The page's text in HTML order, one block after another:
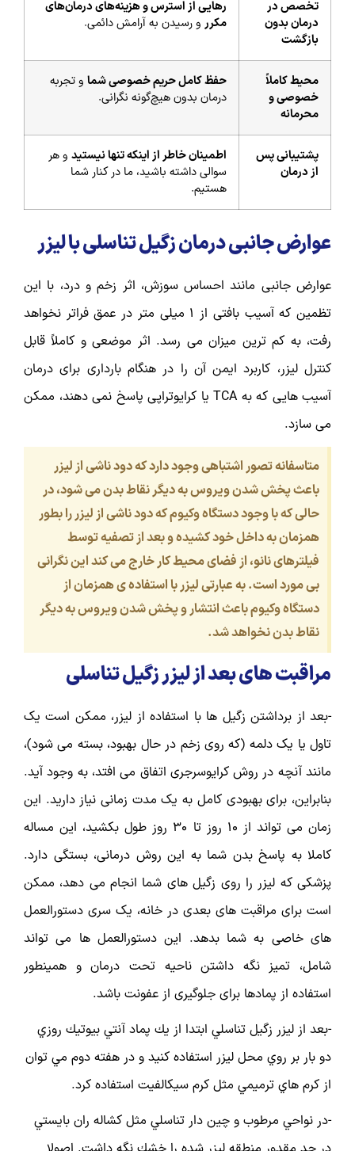
تخصص در
درمان بدون
بازگشت
رهایی از استرس و هزینه‌های درمان‌های
مکرر و رسیدن به آرامش دائمی.
محیط کاملاً
خصوصی و
محرمانه
حفظ کامل حریم خصوصی شما و تجربه
درمان بدون هیچ‌گونه نگرانی.
پشتیبانی پس
از درمان
اطمینان خاطر از اینکه تنها نیستید و هر
سوالی داشته باشید، ما در کنار شما
هستیم.
عوارض جانبی درمان زگیل تناسلی با لیزر
عوارض جانبی مانند احساس سوزش، اثر زخم و درد، با این
تظمین که آسیب بافتی از 1 میلی متر در عمق فراتر نخواهد
رفت، به کم ترین میزان می رسد. اثر موضعی و کاملاً قابل
کنترل لیزر، کاربرد ایمن آن را در هنگام بارداری برای درمان
آسیب هایی که به TCA یا کرایوتراپی پاسخ نمی دهند، ممکن
می سازد.
متاسفانه تصور اشتباهی وجود دارد که دود ناشی از لیزر
باعث پخش شدن ویروس به دیگر نقاط بدن می شود، در
حالی که با وجود دستگاه وکیوم که دود ناشی از لیزر را بطور
همزمان به داخل خود کشیده و بعد از تصفیه توسط
فیلترهای نانو، از فضای محیط کار خارج می کند این نگرانی
بی مورد است. به عبارتی لیزر با استفاده ی همزمان از
دستگاه وکیوم باعث انتشار و پخش شدن ویروس به دیگر
نقاط بدن نخواهد شد.
مراقبت های بعد از لیزر زگیل تناسلی
-بعد از برداشتن زگیل ها با استفاده از لیزر، ممکن است یک
تاول یا یک دلمه (که روی زخم در حال بهبود، بسته می شود)،
مانند آنچه در روش کرایوسرجری اتفاق می افتد، به وجود آید.
بنابراین، برای بهبودی کامل به یک مدت زمانی نیاز دارید. این
زمان می تواند از ۱۰ روز تا ۳۰ روز طول بکشید، این مساله
کاملا به پاسخ بدن شما به این روش درمانی، بستگی دارد.
پزشکی که لیزر را روی زگیل های شما انجام می دهد، ممکن
است برای مراقبت های بعدی در خانه، یک سری دستورالعمل
های خاصی به شما بدهد. این دستورالعمل ها می تواند
شامل، تمیز نگه داشتن ناحیه تحت درمان و همینطور
استفاده از پمادها برای جلوگیری از عفونت باشد.
-بعد از ليزر زگيل تناسلي ابتدا از يك پماد آنتي بيوتيك روزي
دو بار بر روي محل ليزر استفاده کنید و در هفته دوم مي توان
از كرم هاي ترميمي مثل كرم سيكالفيت استفاده كرد.
-در نواحي مرطوب و چين دار تناسلي مثل كشاله ران بايستي